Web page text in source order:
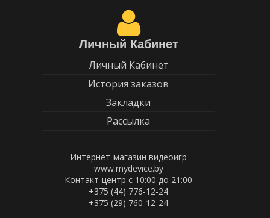
Личный Кабинет
Личный Кабинет
История заказов
Закладки
Рассылка
Интернет-магазин видеоигр
www.mydevice.by
Контакт-центр с 10:00 до 21:00
+375 (44) 776-12-24
+375 (29) 760-12-24